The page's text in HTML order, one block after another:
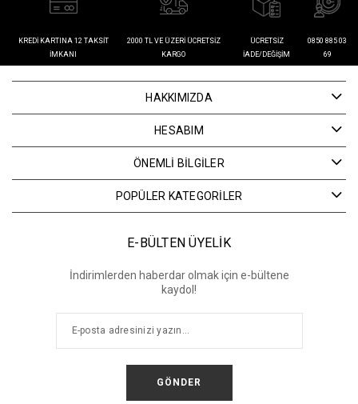
KREDI KARTINA 12 TAKSIT
İMKANI
2000 TL VE ÜZERI ÜCRETSIZ
KARGO
ÜCRETSIZ
İADE/DEĞIŞIM
0850 885 03
69
HAKKIMIZDA
HESABIM
ÖNEMLİ BİLGİLER
POPÜLER KATEGORİLER
E-BÜLTEN ÜYELİK
İndirimlerden haberdar olmak için e-bültene
kaydol!
GÖNDER